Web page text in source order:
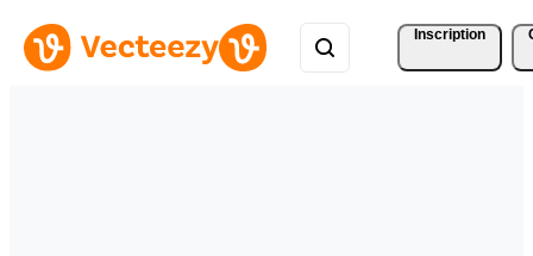
Inscription